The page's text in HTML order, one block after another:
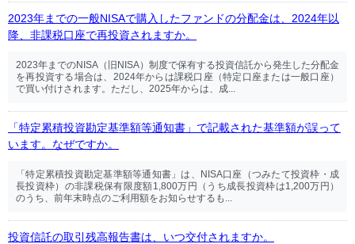
2023年までの一般NISAで購入したファンドの分配金は、2024年以
降、非課税口座で再投資されますか。
2023年までのNISA（旧NISA）制度で保有する投資信託から発生した分配金
を再投資する場合は、2024年からは課税口座（特定口座または一般口座）
で買い付けされます。ただし、2025年からは、成...
「特定累積投資勘定基準額等通知書」で記載された基準額が誤って
います。なぜですか。
「特定累積投資勘定基準額等通知書」は、NISA口座（つみたて投資枠・成
長投資枠）の非課税保有限度額1,800万円（うち成長投資枠は1,200万円）
のうち、前年末時点のご利用額をお知らせするも...
投資信託の取引残高報告書は、いつ交付されますか。